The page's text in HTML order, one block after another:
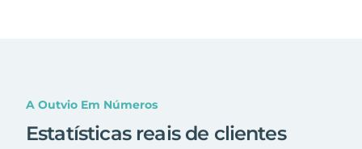
A Outvio Em Números
Estatísticas reais de clientes